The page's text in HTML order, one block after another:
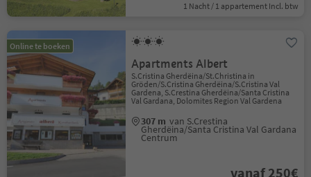
1 Nacht / 1 appartement Incl. btw
Online te boeken
Apartments Albert
S.Cristina Gherdëina/St.Christina in
Gröden/S.Cristina Gherdëina/S.Cristina Val
Gardena, S.Crestina Gherdëina/Santa Cristina
Val Gardana, Dolomites Region Val Gardena
307 m van S.Crestina
Gherdëina/Santa Cristina Val Gardana
Centrum
vanaf 250€